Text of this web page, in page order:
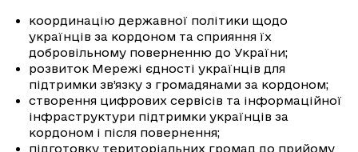
координацію державної політики щодо
українців за кордоном та сприяння їх
добровільному поверненню до України;
розвиток Мережі єдності українців для
підтримки зв’язку з громадянами за кордоном;
створення цифрових сервісів та інформаційної
інфраструктури підтримки українців за
кордоном і після повернення;
підготовку територіальних громад до прийому